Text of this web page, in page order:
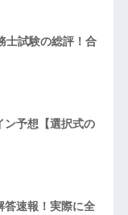
士試験の総評！合
ン予想【選択式の
答速報！実際に全